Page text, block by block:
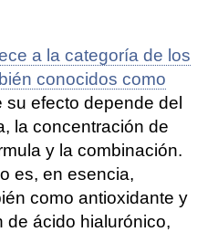
a la categoría de los
conocidos como
su efecto depende del
la concentración de
y la combinación.
es, en esencia,
como antioxidante y
de ácido hialurónico,